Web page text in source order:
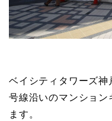
ベイシティタワーズ
号線沿いのマンション
ます。